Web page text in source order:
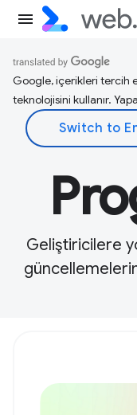
Google, içerikleri tercih
teknolojisini kullanır.
Geliştiricilere